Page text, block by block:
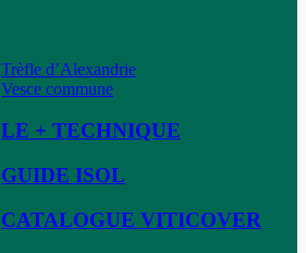
Trèfle d’Alexandrie
Vesce commune
LE + TECHNIQUE
GUIDE ISOL
CATALOGUE VITICOVER